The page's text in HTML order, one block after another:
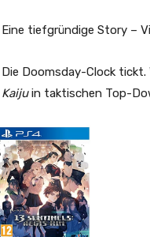
Eine tiefgründige Story –
Die Doomsday-Clock tickt.
Kaijuin taktischen Top-